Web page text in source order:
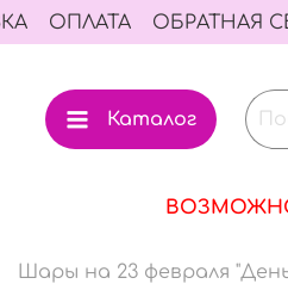
ОПЛАТА ОБРАТНАЯ
Каталог
Шары на 23 февраля